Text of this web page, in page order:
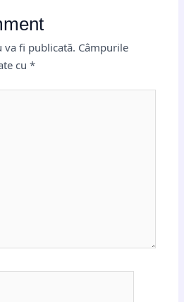
va fi publicată. Câmpurile
cu*